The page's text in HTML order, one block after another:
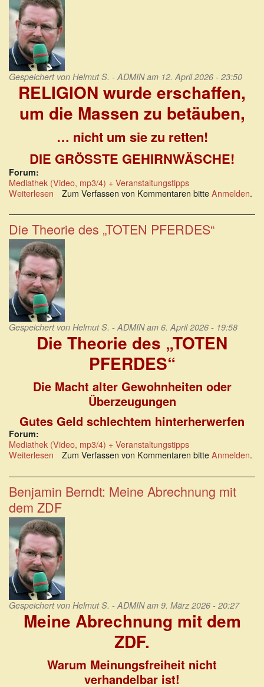
Gespeichert von Helmut S. - ADMINam 12. April 2026 - 23:50
RELIGION wurde erschaffen,
um die Massen zu betäuben,
… nicht um sie zu retten!
DIE GRÖSSTE GEHIRNWÄSCHE!
Forum:
Mediathek (Video, mp3/4) + Veranstaltungstipps
Weiterlesen über
wurde
erschaffen,
um
die
Massen
zu
betäuben
Zum Verfassen von Kommentaren bitteAnmelden.
Die Theorie des „TOTEN PFERDES“
Gespeichert von Helmut S. - ADMINam 6. April 2026 - 19:58
Die Theorie des „TOTEN
PFERDES“
Die Macht alter Gewohnheiten oder
Überzeugungen
Gutes Geld schlechtem hinterherwerfen
Forum:
Mediathek (Video, mp3/4) + Veranstaltungstipps
Weiterlesen über
Theorie
des
„TOTEN
PFERDES“
Zum Verfassen von Kommentaren bitteAnmelden.
Benjamin Berndt: Meine Abrechnung mit
dem ZDF
Gespeichert von Helmut S. - ADMINam 9. März 2026 - 20:27
Meine Abrechnung mit dem
ZDF.
Warum Meinungsfreiheit nicht
verhandelbar ist!